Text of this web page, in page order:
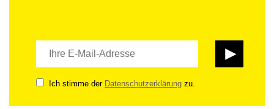
Ich stimme der Datenschutzerklärung zu.